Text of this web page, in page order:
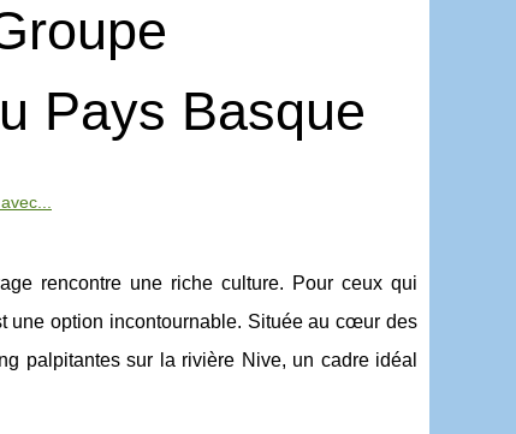
Pays Basque
rencontre une riche culture. Pour ceux qui
une option incontournable. Située au cœur des
palpitantes sur la rivière Nive, un cadre idéal